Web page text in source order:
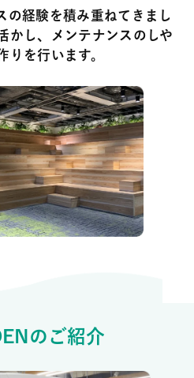
の経験を積み重ねてきまし
かし、メンテナンスのしや
りを行います。
のご紹介